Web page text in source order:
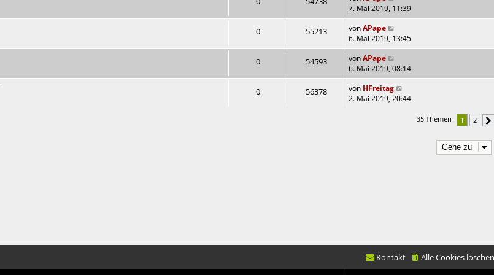
7. Mai 2019, 11:39
0 55213 vonAPape
6. Mai 2019, 13:45
0 54593 vonAPape
6. Mai 2019, 08:14
0 56378 von HFreitag
2. Mai 2019, 20:44
35 Themen 1 2
Gehe zu
Alle Cookies löschen
Kontakt